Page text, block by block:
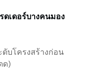
เดอร์บางคนมอง
บโครงสร้างก่อน
ด)